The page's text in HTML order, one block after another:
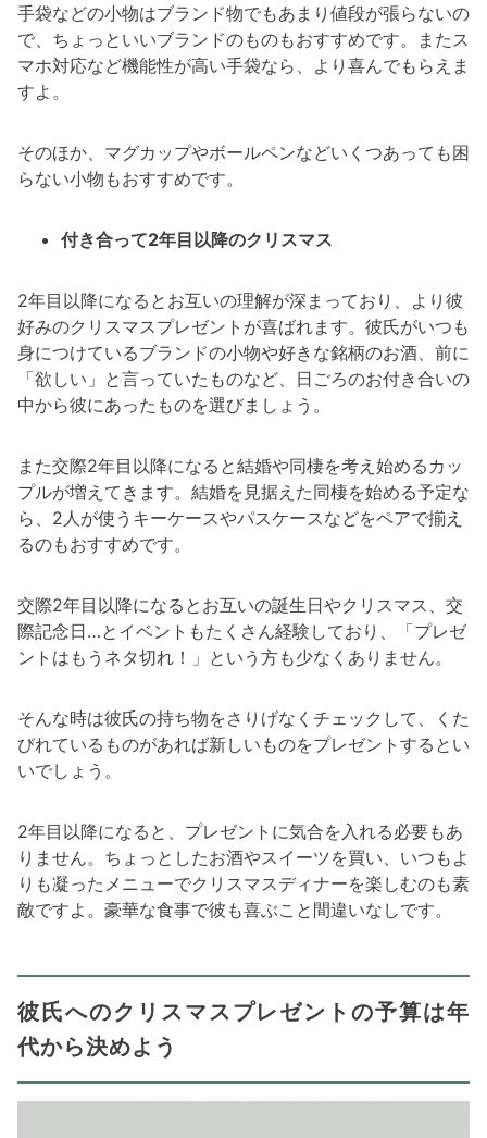
手袋などの小物はブランド物でもあまり値段が張らないの
で、ちょっといいブランドのものもおすすめです。またス
マホ対応など機能性が高い手袋なら、より喜んでもらえま
すよ。
そのほか、マグカップやボールペンなどいくつあっても困
らない小物もおすすめです。
付き合って2年目以降のクリスマス
2年目以降になるとお互いの理解が深まっており、より彼
好みのクリスマスプレゼントが喜ばれます。彼氏がいつも
身につけているブランドの小物や好きな銘柄のお酒、前に
「欲しい」と言っていたものなど、日ごろのお付き合いの
中から彼にあったものを選びましょう。
また交際2年目以降になると結婚や同棲を考え始めるカッ
プルが増えてきます。結婚を見据えた同棲を始める予定な
ら、2人が使うキーケースやパスケースなどをペアで揃え
るのもおすすめです。
交際2年目以降になるとお互いの誕生日やクリスマス、交
際記念日…とイベントもたくさん経験しており、「プレゼ
ントはもうネタ切れ！」という方も少なくありません。
そんな時は彼氏の持ち物をさりげなくチェックして、くた
びれているものがあれば新しいものをプレゼントするとい
いでしょう。
2年目以降になると、プレゼントに気合を入れる必要もあ
りません。ちょっとしたお酒やスイーツを買い、いつもよ
りも凝ったメニューでクリスマスディナーを楽しむのも素
敵ですよ。豪華な食事で彼も喜ぶこと間違いなしです。
彼氏へのクリスマスプレゼントの予算は年
代から決めよう